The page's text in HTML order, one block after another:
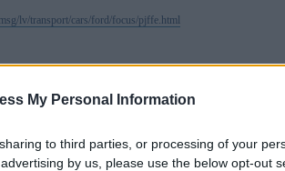
My Personal Information
to third parties, or processing of your
by us, please use the below opt-out
lv/transport/cars/ford/focus/pjffe.html